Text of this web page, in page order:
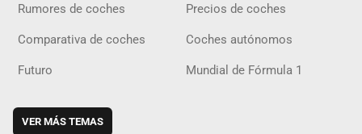
Rumores de coches Precios de coches
Comparativa de coches Coches autónomos
Futuro Mundial de Fórmula 1
VER MÁS TEMAS